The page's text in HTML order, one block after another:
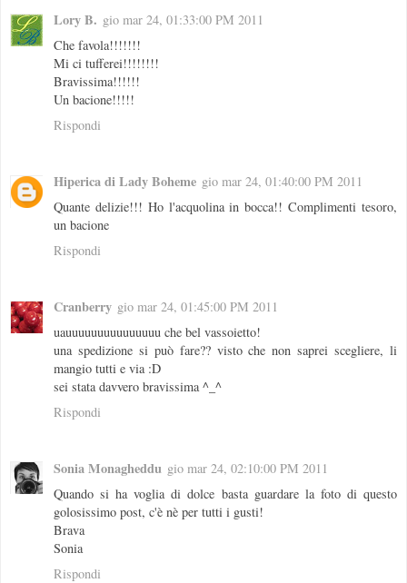
Lory B. gio mar 24, 01:33:00 PM 2011
Che favola!!!!!!!
Mi ci tufferei!!!!!!!!
Bravissima!!!!!!
Un bacione!!!!!
Rispondi
Hiperica di Lady Boheme gio mar 24, 01:40:00 PM 2011
Quante delizie!!! Ho l'acquolina in bocca!! Complimenti tesoro,
un bacione
Rispondi
Cranberry gio mar 24, 01:45:00 PM 2011
uauuuuuuuuuuuuuuu che bel vassoietto!
una spedizione si può fare?? visto che non saprei scegliere, li
mangio tutti e via :D
sei stata davvero bravissima ^_^
Rispondi
Sonia Monagheddu gio mar 24, 02:10:00 PM 2011
Quando si ha voglia di dolce basta guardare la foto di questo
golosissimo post, c'è nè per tutti i gusti!
Brava
Sonia
Rispondi